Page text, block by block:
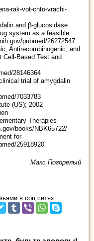
rak-vot-chto-vrachi-
and β-glucosidase
system as a feasible
pubmed/26272547
Antirecombinogenic, and
Based Test and
28146364
trial of amygdalin
7033783
(US); 2002
Therapies
books/NBK65722/
for
25918920
Макс Погорелый
в соц.сетях: